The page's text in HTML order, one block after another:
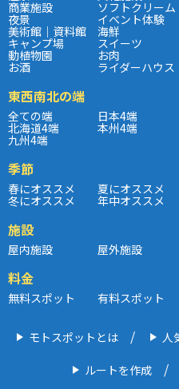
商業施設 ソフトクリーム
夜景 イベント体験
美術館｜資料館 海鮮
キャンプ場 スイーツ
動植物園 お肉
お酒 ライダーハウス
東西南北の端
全ての端 日本4端
北海道4端 本州4端
九州4端
季節
春にオススメ 夏にオススメ
冬にオススメ 年中オススメ
施設
屋内施設 屋外施設
料金
無料スポット 有料スポット
モトスポットとは 人
ルートを作成